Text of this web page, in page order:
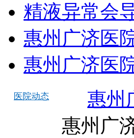
精液异常会
惠州广济医
惠州广济医
医院动态
惠州
惠州广济